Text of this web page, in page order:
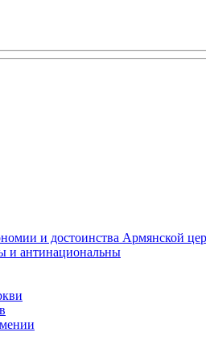
и достоинства Армянской
и антинациональны